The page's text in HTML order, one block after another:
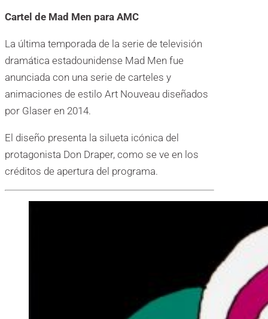
Cartel de Mad Men para AMC
La última temporada de la serie de televisión
dramática estadounidense Mad Men fue
anunciada con una serie de carteles y
animaciones de estilo Art Nouveau diseñados
por Glaser en 2014.
El diseño presenta la silueta icónica del
protagonista Don Draper, como se ve en los
créditos de apertura del programa.